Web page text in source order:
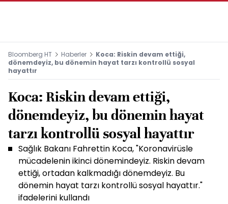
Bloomberg HT Haberler
Koca: Riskin devam ettiği,
dönemdeyiz, bu dönemin hayat tarzı kontrollü sosyal
hayattır
Koca: Riskin devam ettiği,
dönemdeyiz, bu dönemin hayat
tarzı kontrollü sosyal hayattır
Sağlık Bakanı Fahrettin Koca, "Koronavirüsle
mücadelenin ikinci dönemindeyiz. Riskin devam
ettiği, ortadan kalkmadığı dönemdeyiz. Bu
dönemin hayat tarzı kontrollü sosyal hayattır."
ifadelerini kullandı